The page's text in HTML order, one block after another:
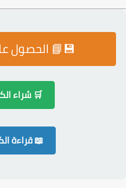
💾📘 الحصول
🛒 شراء
📖 قراءة